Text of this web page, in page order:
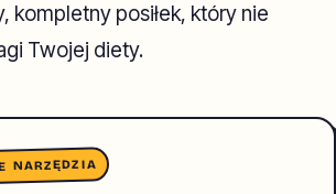
kompletny posiłek, który nie
Twojej diety.
NARZĘDZIA